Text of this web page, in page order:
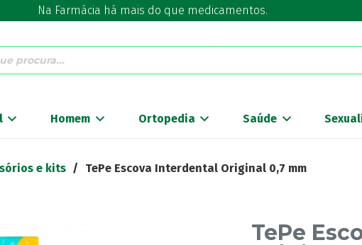
Na Farmácia há mais do que medicamentos.
Homem Ortopedia Saúde
e kits / TePe Escova Interdental Original 0,7 mm
TePe